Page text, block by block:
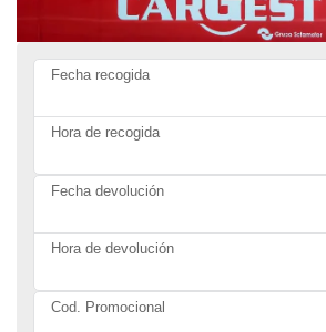
Fecha recogida
Hora de recogida
Fecha devolución
Hora de devolución
Cod. Promocional